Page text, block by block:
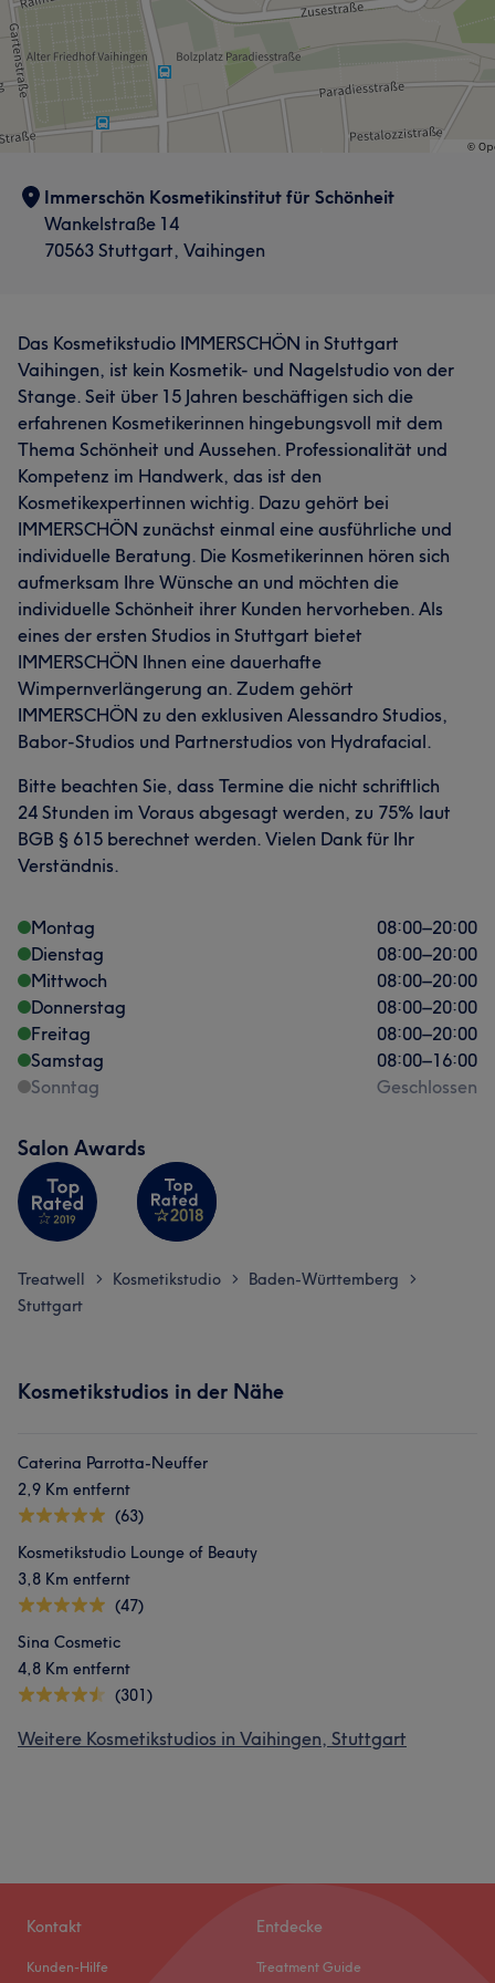
Was unsere Kunden über Dorina sagen
Professionell Kompetent Erfahren 12
Gründlich
Was unsere Kunden über Mona sagen
Herzlich 5
Was unsere Kunden über Sandra sagen
Professionell 26 Kompetent Sympathisch
Gründlich 13
Sympathisch 13
Freundlich 11
Immerschön Kosmetikinstitut für Schönheit
Wankelstraße 14
70563 Stuttgart, Vaihingen
Das Kosmetikstudio IMMERSCHÖN in Stuttgart
Vaihingen, ist kein Kosmetik- und Nagelstudio von der
Stange. Seit über 15 Jahren beschäftigen sich die
erfahrenen Kosmetikerinnen hingebungsvoll mit dem
Thema Schönheit und Aussehen. Professionalität und
Kompetenz im Handwerk, das ist den
Kosmetikexpertinnen wichtig. Dazu gehört bei
IMMERSCHÖN zunächst einmal eine ausführliche und
individuelle Beratung. Die Kosmetikerinnen hören sich
aufmerksam Ihre Wünsche an und möchten die
individuelle Schönheit ihrer Kunden hervorheben. Als
eines der ersten Studios in Stuttgart bietet
IMMERSCHÖN Ihnen eine dauerhafte
Wimpernverlängerung an. Zudem gehört
IMMERSCHÖN zu den exklusiven Alessandro Studios,
Babor-Studios und Partnerstudios von Hydrafacial.
Bitte beachten Sie, dass Termine die nicht schriftlich
24 Stunden im Voraus abgesagt werden, zu 75% laut
BGB § 615 berechnet werden. Vielen Dank für Ihr
Verständnis.
Montag 08:00–20:00
Dienstag
08:00–20:00
Mittwoch
08:00–20:00
Donnerstag
08:00–20:00
Freitag
08:00–20:00
Samstag
08:00–16:00
Sonntag
Geschlossen
Salon Awards
Treatwell > Kosmetikstudio > Baden-Württemberg >
Stuttgart
Kosmetikstudios in der Nähe
Caterina Parrotta-Neuffer
2,9 Km entfernt
(63)
Kosmetikstudio Lounge of Beauty
3,8 Km entfernt
(47)
Sina Cosmetic
4,8 Km entfernt
(301)
Weitere Kosmetikstudios in Vaihingen, Stuttgart
Kontakt
Kunden-Hilfe
Entdecke
Treatment Guide